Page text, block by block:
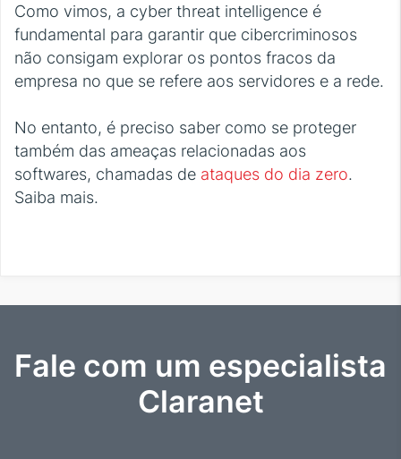
Como vimos, a cyber threat intelligence é
fundamental para garantir que cibercriminosos
não consigam explorar os pontos fracos da
empresa no que se refere aos servidores e a rede.
No entanto, é preciso saber como se proteger
também das ameaças relacionadas aos
softwares, chamadas de ataques do dia zero.
Saiba mais.
Fale com um especialista
Claranet